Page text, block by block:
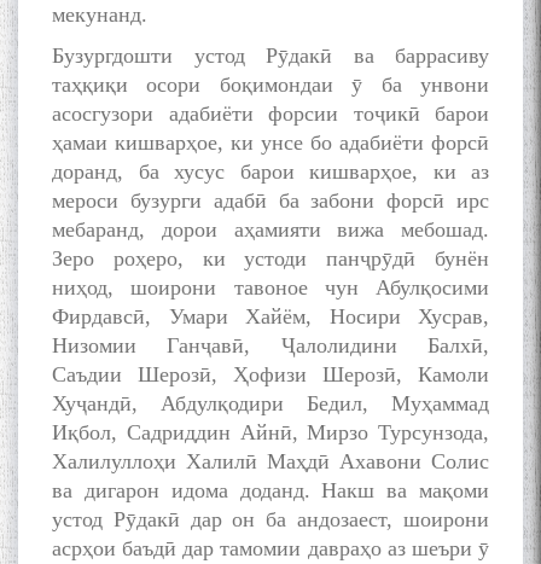
мекунанд.
Бузургдошти устод Рӯдакӣ ва баррасиву
таҳқиқи осори боқимондаи ӯ ба унвони
асосгузори адабиёти форсии тоҷикӣ барои
ҳамаи кишварҳое, ки унсе бо адабиёти форсӣ
доранд, ба хусус барои кишварҳое, ки аз
мероси бузурги адабӣ ба забони форсӣ ирс
мебаранд, дорои аҳамияти вижа мебошад.
Зеро роҳеро, ки устоди панҷрӯдӣ бунён
ниҳод, шоирони тавоное чун Абулқосими
Фирдавсӣ, Умари Хайём, Носири Хусрав,
Низомии Ганҷавӣ, Ҷалолидини Балхӣ,
Саъдии Шерозӣ, Ҳофизи Шерозӣ, Камоли
Хуҷандӣ, Абдулқодири Бедил, Муҳаммад
Иқбол, Садриддин Айнӣ, Мирзо Турсунзода,
Халилуллоҳи Халилӣ Маҳдӣ Ахавони Солис
ва дигарон идома доданд. Накш ва мақоми
устод Рӯдакӣ дар он ба андозаест, шоирони
асрҳои баъдӣ дар тамомии давраҳо аз шеъри ӯ
БА МУНОСИБАТИ
БУЗУРГДОШТИ РӮЗИ РӮДАКӢ